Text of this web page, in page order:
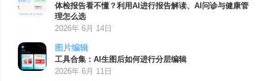
体检报告看不懂？利用AI进行报告解读、AI问诊与健康管
理怎么选
2026年 6月 14日
图片编辑
工具合集：AI生图后如何进行分层编辑
2026年 6月 11日